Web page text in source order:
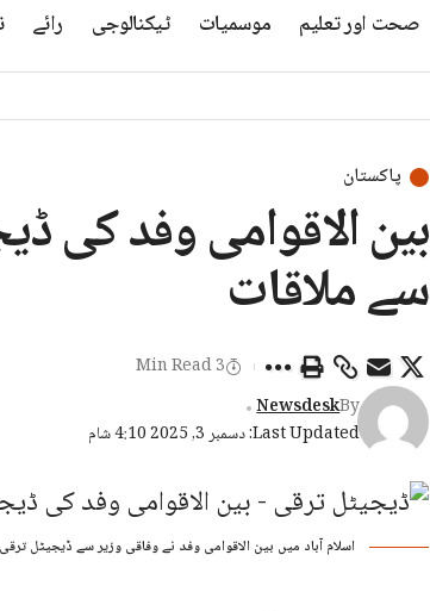
صحت اور تعلیم موسمیات ٹیکنالوجی رائے
پاکستان
بین الاقوامی وفد کی
سے ملاقات
Last Updated: دسمبر 3, 2025 4:10 شام
By
Newsdesk
3 Min Read
اسلام آباد میں بین الاقوامی وفد نے وفاقی وزیر سے ڈیجیٹل